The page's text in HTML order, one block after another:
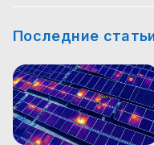
Новости
Новости
Статьи
Новости
Статьи
Новости
Последние